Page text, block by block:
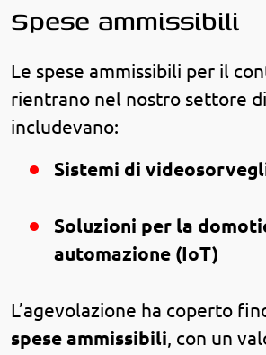
Spese ammissibili
Le spese ammissibili per il
rientrano nel nostro settore
includevano:
Sistemi di
Soluzioni per la
automazione (IoT)
L’agevolazione ha coperto
spese ammissibili, con un